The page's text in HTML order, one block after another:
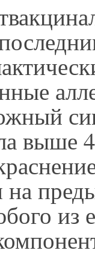
выше
из